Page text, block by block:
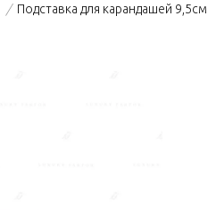
/ Подставка для карандашей 9,5см